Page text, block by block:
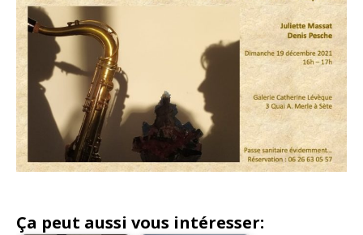
Ça peut aussi vous intéresser: